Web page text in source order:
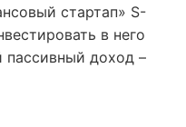
стартап» S-
в него
пассивный доход –